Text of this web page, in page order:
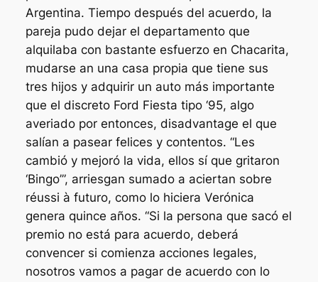
Argentina. Tiempo después del acuerdo, la
pareja pudo dejar el departamento que
alquilaba con bastante esfuerzo en Chacarita,
mudarse an una casa propia que tiene sus
tres hijos y adquirir un auto más importante
que el discreto Ford Fiesta tipo ‘95, algo
averiado por entonces, disadvantage el que
salían a pasear felices y contentos. “Les
cambió y mejoró la vida, ellos sí que gritaron
‘Bingo’”, arriesgan sumado a aciertan sobre
réussi à futuro, como lo hiciera Verónica
genera quince años. “Si la persona que sacó el
premio no está para acuerdo, deberá
convencer si comienza acciones legales,
nosotros vamos a pagar de acuerdo con lo